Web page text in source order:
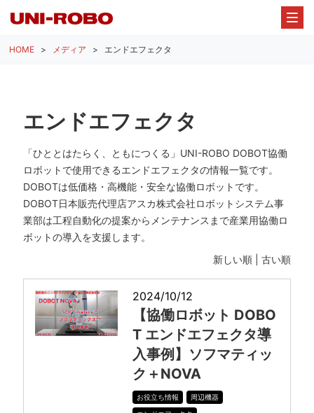
HOME メディア エンドエフェクタ
エンドエフェクタ
「ひととはたらく、ともにつくる」UNI-ROBO DOBOT協働
ロボットで使用できるエンドエフェクタの情報一覧です。
DOBOTは低価格・高機能・安全な協働ロボットです。
DOBOT日本販売代理店アスカ株式会社ロボットシステム事
業部は工程自動化の提案からメンテナンスまで産業用協働ロ
ボットの導入を支援します。
新しい順 | 古い順
2024/10/12
【協働ロボット DOBO
T エンドエフェクタ導
入事例】ソフマティッ
ク＋NOVA
お役立ち情報
周辺機器